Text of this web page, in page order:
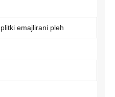
emajlirani pleh